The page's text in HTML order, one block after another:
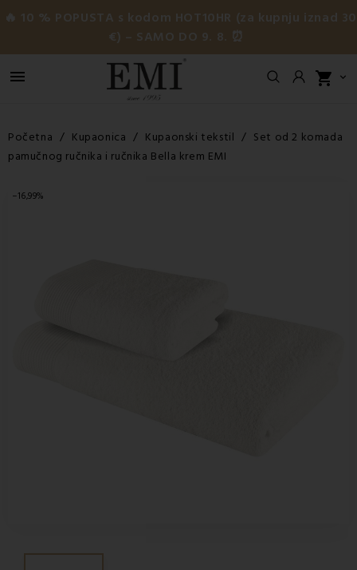
🔥 10 % POPUSTA s kodom HOT10HR (za kupnju iznad 30
€) – SAMO DO 9. 8. ⏰
 shopping_cart 
Početna Kupaonica Kupaonski tekstil
Set od 2 komada
pamučnog ručnika i ručnika Bella krem EMI
−16,99%